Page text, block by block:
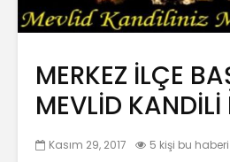
MERKEZ İLÇE
MEVLİD
Kasım 29, 2017 5 kişi bu